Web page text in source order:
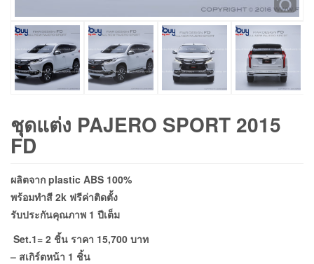
ชุดแต่ง PAJERO SPORT 2015
FD
ผลิตจาก plastic ABS 100%
พร้อมทำสี 2k ฟรีค่าติดตั้ง
รับประกันคุณภาพ 1 ปีเต็ม
Set.1= 2 ชิ้น ราคา 15,700 บาท
– สเกิร์ตหน้า 1 ชิ้น